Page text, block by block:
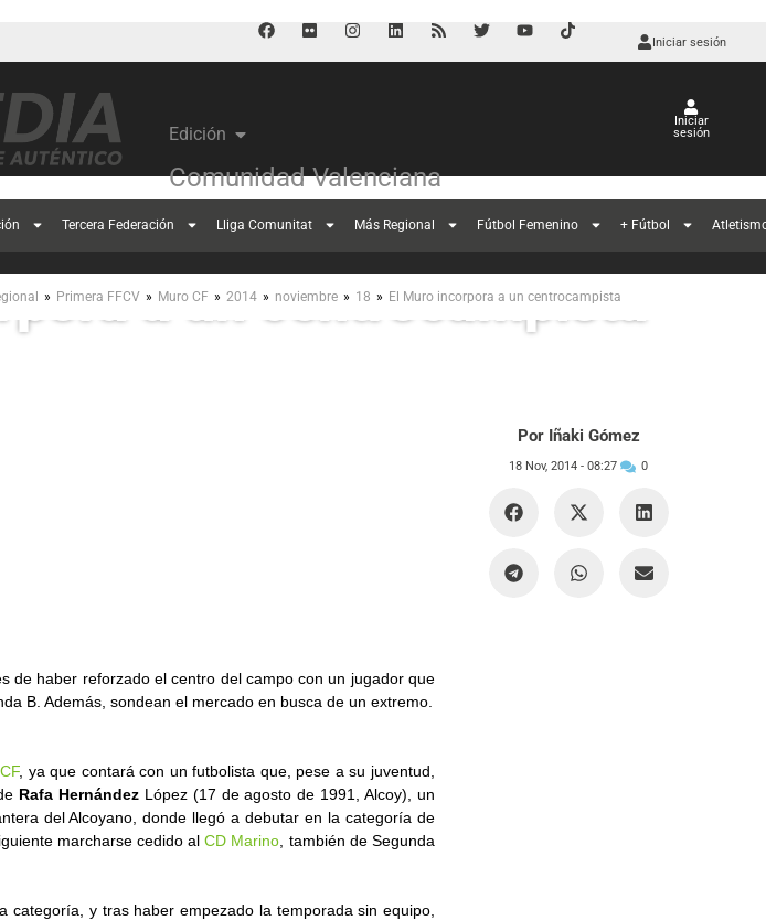
Iniciar sesión
Edición
Comunidad Valenciana
Iniciar
sesión
Tercera Federación Lliga Comunitat Más Regional Fútbol Femenino + Fútbol
» Primera FFCV » Muro CF » 2014 » noviembre » 18 » El Muro incorpora a un centrocampista
a un centrocampista
de haber reforzado el centro del campo con un jugador que
B. Además, sondean el mercado en busca de un extremo.
, ya que contará con un futbolista que, pese a su juventud,
Rafa Hernández López (17 de agosto de 1991, Alcoy), un
del Alcoyano, donde llegó a debutar en la categoría de
marcharse cedido alCD Marino , también de Segunda
categoría, y tras haber empezado la temporada sin equipo,
Por Iñaki Gómez
18 Nov, 2014 - 08:27 0